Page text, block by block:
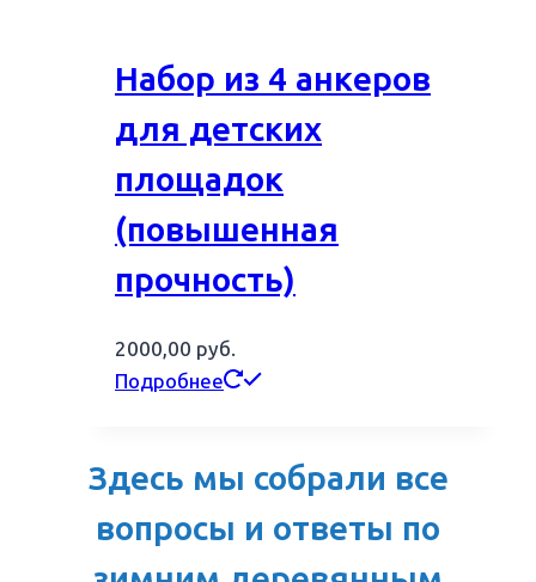
Набор из 4 анкеров
для детских
площадок
(повышенная
прочность)
2000,00 руб.
Подробнее
Здесь мы собрали все
вопросы и ответы по